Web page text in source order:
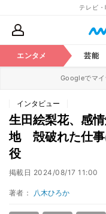
テレビ
エンタメ 芸能
Googleでマイ
インタビュー
生田絵梨花、感
地 殻破れた仕事
役
掲載日 2024/08/17 11:00
著者： 八木ひろか